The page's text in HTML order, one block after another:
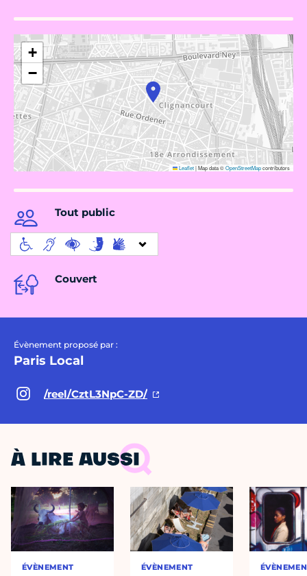
+
−
Leaflet|Map data ©OpenStreetMapcontributors
Tout public
Couvert
Évènement proposé par :
Paris Local
/reel/CztL3NpC-ZD/
À LIRE AUSSI
ÉVÈNEMENT ÉVÈNEMENT